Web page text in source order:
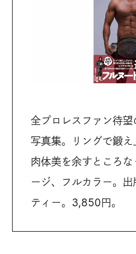
全プロレスファン待
写真集。リングで鍛
肉体美を余すところ
ージ、フルカラー。
ティー。3,850円。